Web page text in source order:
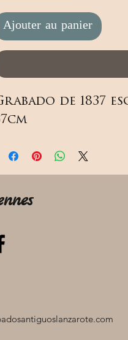
Ajouter au panier
de 1837